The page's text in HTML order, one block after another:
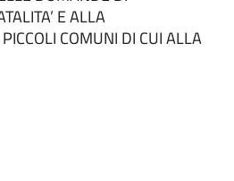
E ALLA
PICCOLI COMUNI DI CUI ALLA